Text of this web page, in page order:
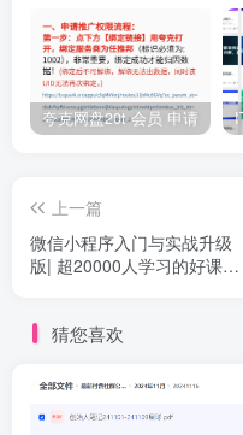
夸克网盘20t 会员 申请
上一篇
微信小程序入门与实战升级
版| 超20000人学习的好课|
猜您喜欢